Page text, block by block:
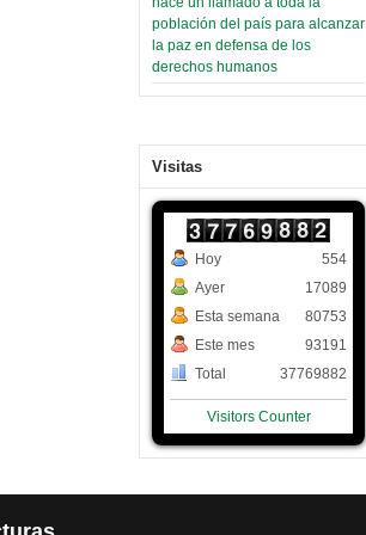
población del país para alcanzar
la paz en defensa de los
derechos humanos
Visitas
Hoy
Ayer
Esta semana
Este mes
Total
554
17089
80753
93191
37769882
Visitors Counter